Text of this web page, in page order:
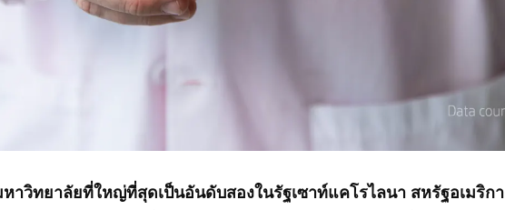
หาวิทยาลัยที่ใหญ่ที่สุดเป็นอันดับสองในรัฐเซาท์แคโรไลนา สหรัฐอเมริกา